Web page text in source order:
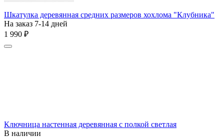
Шкатулка деревянная средних размеров хохлома "Клубника"
На заказ 7-14 дней
1 990 ₽
Ключница настенная деревянная с полкой светлая
В наличии